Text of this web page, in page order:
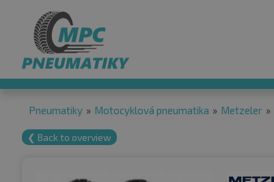
Pneumatiky » Motocyklová pneumatika » Metzeler »
❮ Back to overview